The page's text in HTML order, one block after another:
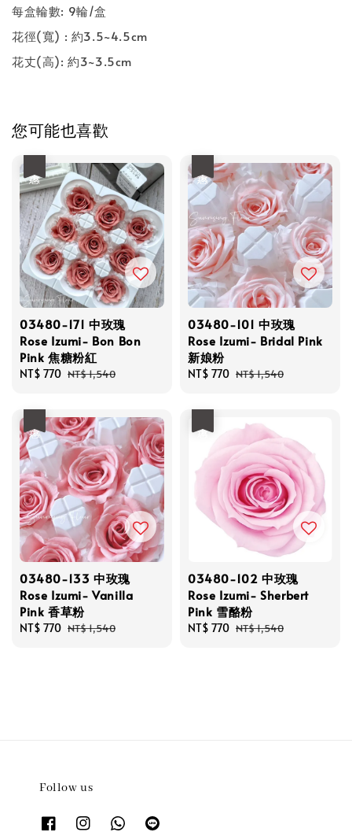
每盒輪數: 9輪/盒
花徑(寬) : 約3.5~4.5cm
花丈(高): 約3~3.5cm
您可能也喜歡
03480-171 中玫瑰
Rose Izumi- Bon Bon
Pink 焦糖粉紅
Sale
NT$ 770 Regular
NT$ 1,540
03480-101 中玫瑰
Rose Izumi- Bridal Pink
新娘粉
Sale
NT$ 770 Regular
NT$ 1,540
03480-133 中玫瑰
Rose Izumi- Vanilla
Pink 香草粉
Sale
NT$ 770 Regular
NT$ 1,540
03480-102 中玫瑰
Rose Izumi- Sherbert
Pink 雪酪粉
Sale
NT$ 770 Regular
NT$ 1,540
Follow us